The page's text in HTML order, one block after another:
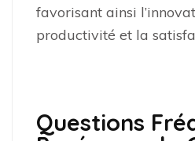
favorisant ainsi
productivité et la
Questions